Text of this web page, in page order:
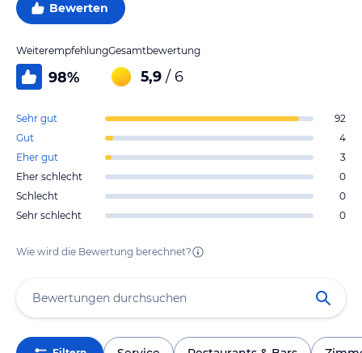
Bewerten
Weiterempfehlung
98%
Gesamtbewertung
5,9 / 6
Sehr gut
92
Gut
4
Eher gut
3
Eher schlecht
0
Schlecht
0
Sehr schlecht
0
Wie wird die Bewertung berechnet?